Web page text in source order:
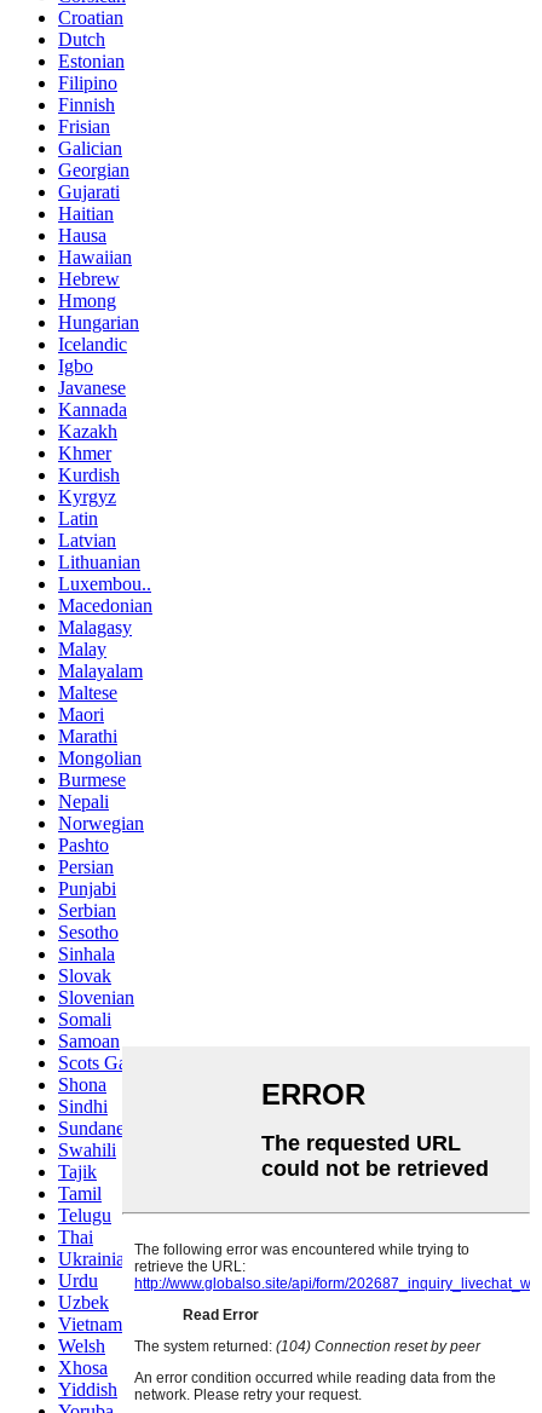
Croatian
Dutch
Estonian
Filipino
Finnish
Frisian
Galician
Georgian
Gujarati
Haitian
Hausa
Hawaiian
Hebrew
Hmong
Hungarian
Icelandic
Igbo
Javanese
Kannada
Kazakh
Khmer
Kurdish
Kyrgyz
Latin
Latvian
Lithuanian
Luxembou..
Macedonian
Malagasy
Malay
Malayalam
Maltese
Maori
Marathi
Mongolian
Burmese
Nepali
Norwegian
Pashto
Persian
Punjabi
Serbian
Sesotho
Sinhala
Slovak
Slovenian
Somali
Samoan
Scots Gaelic
Shona
Sindhi
Sundanese
Swahili
Tajik
Tamil
Telugu
Thai
Ukrainian
Urdu
Uzbek
Vietnamese
Welsh
Xhosa
Yiddish